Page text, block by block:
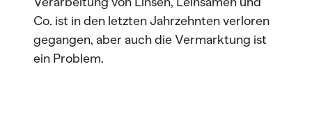
Co. ist in den letzten Jahrzehnten verloren
gegangen, aber auch die Vermarktung ist
ein Problem.